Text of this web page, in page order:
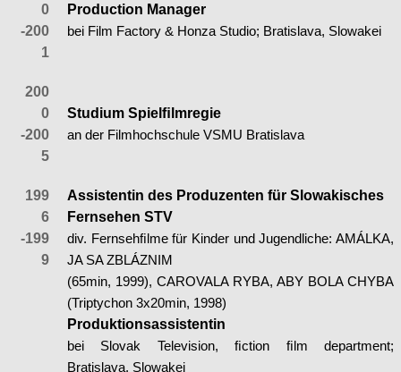
0
-200
1
Production Manager
bei Film Factory & Honza Studio; Bratislava, Slowakei
200
0
-200
5
Studium Spielﬁlmregie
an der Filmhochschule VSMU Bratislava
199
6
-199
9
Assistentin des Produzenten für Slowakisches
Fernsehen STV
div. Fernsehﬁlme für Kinder und Jugendliche: AMÁLKA,
JA SA ZBLÁZNIM
(65min, 1999), CAROVALA RYBA, ABY BOLA CHYBA
(Triptychon 3x20min, 1998)
Produktionsassistentin
bei Slovak Television, ﬁction ﬁlm department;
Bratislava, Slowakei